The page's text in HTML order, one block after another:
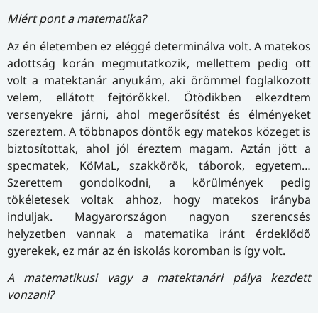
Miért pont a matematika?
Az én életemben ez eléggé determinálva volt. A matekos
adottság korán megmutatkozik, mellettem pedig ott
volt a matektanár anyukám, aki örömmel foglalkozott
velem, ellátott fejtörőkkel. Ötödikben elkezdtem
versenyekre járni, ahol megerősítést és élményeket
szereztem. A többnapos döntők egy matekos közeget is
biztosítottak, ahol jól éreztem magam. Aztán jött a
specmatek, KöMaL, szakkörök, táborok, egyetem…
Szerettem gondolkodni, a körülmények pedig
tökéletesek voltak ahhoz, hogy matekos irányba
induljak. Magyarországon nagyon szerencsés
helyzetben vannak a matematika iránt érdeklődő
gyerekek, ez már az én iskolás koromban is így volt.
A matematikusi vagy a matektanári pálya kezdett
vonzani?